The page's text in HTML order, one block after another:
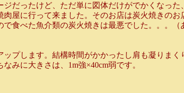
だったけど、ただ単に図体だけがでかくなった
屋に行って来ました。そのお店は炭火焼きの
食べた魚介類の炭火焼きは最悪でした。。。
プします。結構時間がかかったし肩も凝りま
みに大きさは、1m強×40cm弱です。